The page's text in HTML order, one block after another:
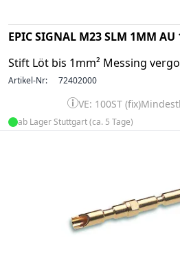
EPIC SIGNAL M23 SLM 1MM AU
Stift Löt bis 1mm² Messing
Artikel-Nr: 72402000
VE: 100ST (fix)
ab Lager Stuttgart (ca. 5 Tage)